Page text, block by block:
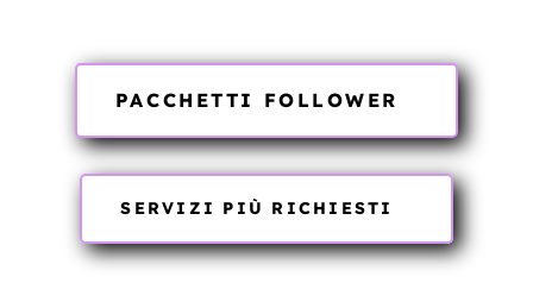
PACCHETTI FOLLOWER
SERVIZI PIÙ RICHIESTI